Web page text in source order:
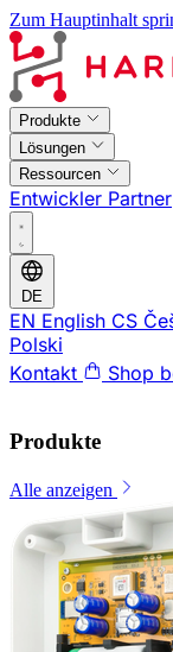
Zum Hauptinhalt
Produkte
Lösungen
Ressourcen
Entwickler Partner
DE
EN English CS
Polski
Kontakt
Shop
Produkte
Alle anzeigen